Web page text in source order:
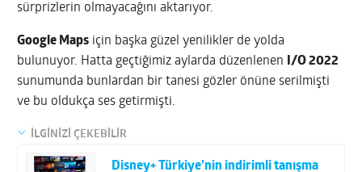
sürprizlerin olmayacağını aktarıyor.
Google Maps için başka güzel yenilikler de yolda
bulunuyor. Hatta geçtiğimiz aylarda düzenlenen
I/O 2022
sunumunda bunlardan bir tanesi gözler önüne serilmişti
ve bu oldukça ses getirmişti.
İLGİNİZİ ÇEKEBİLİR
Disney+ Türkiye’nin indirimli tanışma